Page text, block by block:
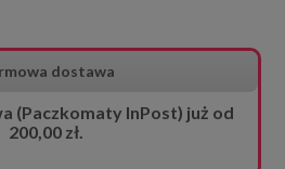
dostawa
(Paczkomaty InPost) już od
200,00 zł.